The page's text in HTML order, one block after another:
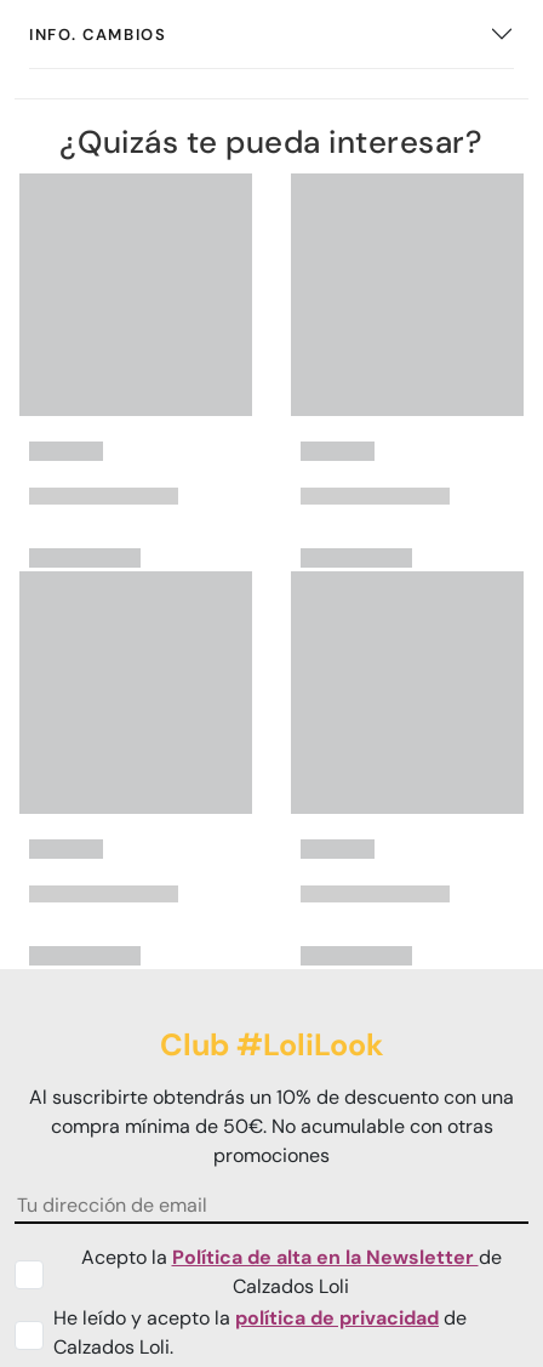
INFO. CAMBIOS
¿Quizás te pueda interesar?
Club #LoliLook
Al suscribirte obtendrás un 10% de descuento con una
compra mínima de 50€. No acumulable con otras
promociones
Acepto la Política de alta en la Newsletterde
Calzados Loli
He leído y acepto la política de privacidadde
Calzados Loli.